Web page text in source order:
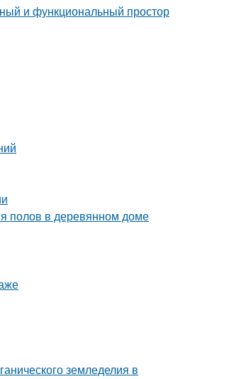
и функциональный простор
полов в деревянном доме
земледелия в